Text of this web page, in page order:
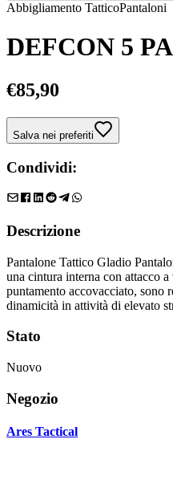
Abbigliamento TatticoPantaloni
DEFCON 5
€85,90
Salva nei preferiti
Condividi:
Descrizione
Pantalone Tattico Gladio
una cintura interna con attacco
puntamento accovacciato, sono
dinamicità in attività di elevato
Stato
Nuovo
Negozio
Ares Tactical